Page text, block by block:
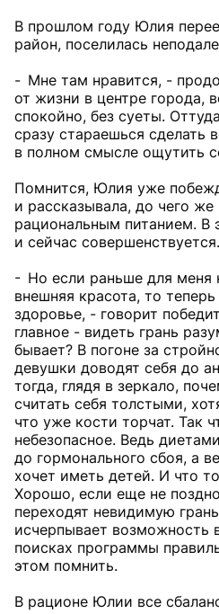
В прошлом году Юлия
район, поселилась
- Мне там нравится, -
от жизни в центре города,
спокойно, без суеты.
сразу стараешься сделать
в полном смысле ощутить
Помнится, Юлия уже
и рассказывала, до чего же
рациональным питанием. В
и сейчас совершенствуется.
- Но если раньше для меня
внешняя красота, то
здоровье, - говорит
главное - видеть грань
бывает? В погоне за
девушки доводят себя до
тогда, глядя в зеркало,
считать себя толстыми,
что уже кости торчат. Так
небезопасное. Ведь
до гормонального сбоя, а
хочет иметь детей. И что
Хорошо, если еще не
переходят невидимую
исчерпывает возможность
поисках программы
этом помнить.
В рационе Юлии все